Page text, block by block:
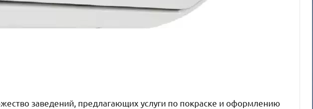
заведений, предлагающих услуги по покраске и оформлению